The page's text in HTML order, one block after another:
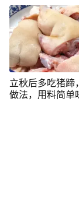
立秋后多吃猪蹄
做法，用料简单